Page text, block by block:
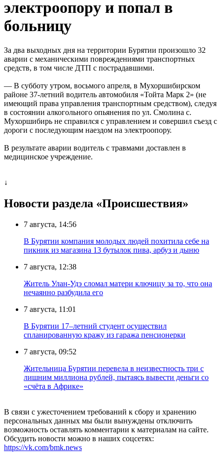
электроопору и попал в
больницу
За два выходных дня на территории Бурятии произошло 32
аварии с механическими повреждениями транспортных
средств, в том числе ДТП с пострадавшими.
— В субботу утром, восьмого апреля, в Мухоршибирском
районе 37-летний водитель автомобиля «Тойта Марк 2» (не
имеющий права управления транспортным средством), следуя
в состоянии алкогольного опьянения по ул. Смолина с.
Мухоршибирь не справился с управлением и совершил съезд с
дороги с последующим наездом на электроопору.
В результате аварии водитель с травмами доставлен в
медицинское учреждение.
↓
Новости раздела «Происшествия»
7 августа, 14:56
В Бурятии компания молодых людей похитила себе на
пикник из магазина 13 бутылок пива, арбуз и дыню
7 августа, 12:38
Житель Улан-Удэ сломал матери ключицу за то, что она
нечаянно разбудила его
7 августа, 11:01
В Бурятии 17–летний студент осуществил
спланированную кражу из гаража пенсионерки
7 августа, 09:52
Жительница Бурятии перевела в неизвестность три с
лишним миллиона рублей, пытаясь вывести деньги со
«счёта в Африке»
В связи с ужесточением требований к сбору и хранению
персональных данных мы были вынуждены отключить
возможность оставлять комментарии к материалам на сайте.
Обсудить новости можно в наших соцсетях:
https://vk.com/bmk.news